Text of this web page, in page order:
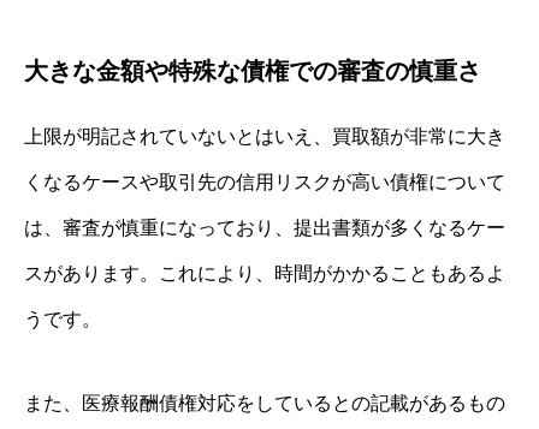
大きな金額や特殊な債権での審査の慎重さ
上限が明記されていないとはいえ、買取額が非常に大き
くなるケースや取引先の信用リスクが高い債権について
は、審査が慎重になっており、提出書類が多くなるケー
スがあります。これにより、時間がかかることもあるよ
うです。
また、医療報酬債権対応をしているとの記載があるもの